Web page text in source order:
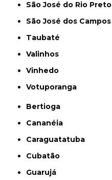
São José do Rio Preto
São José dos Campos
Taubaté
Valinhos
Vinhedo
Votuporanga
Bertioga
Cananéia
Caraguatatuba
Cubatão
Guarujá